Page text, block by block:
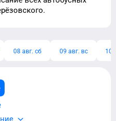
.
08 авг. сб 09 авг. вс 10